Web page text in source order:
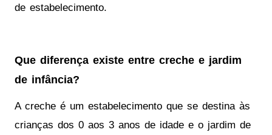
de estabelecimento.
Que diferença existe entre creche e jardim
de infância?
A creche é um estabelecimento que se destina às
crianças dos 0 aos 3 anos de idade e o jardim de